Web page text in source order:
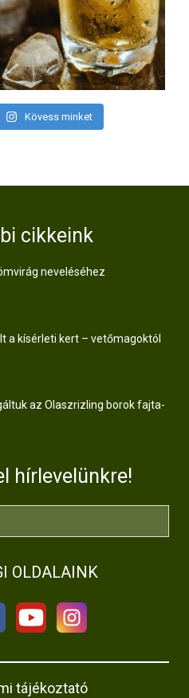
Kövess minket
cikkeink
neveléséhez
a kísérleti kert – vetőmagoktól
az Olaszrizling borok fajta-
hírlevelünkre!
OLDALAINK
tájékoztató